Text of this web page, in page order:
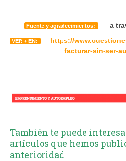
Fuente y agradecimientos: a
VER + EN:
https://
facturar-sin-ser-
También te puede
artículos que hemos
anterioridad